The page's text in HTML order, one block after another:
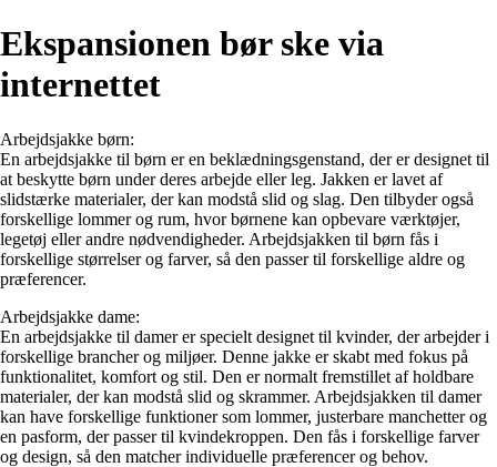
Ekspansionen bør ske via
internettet
Arbejdsjakke børn:
En arbejdsjakke til børn er en beklædningsgenstand, der er designet til
at beskytte børn under deres arbejde eller leg. Jakken er lavet af
slidstærke materialer, der kan modstå slid og slag. Den tilbyder også
forskellige lommer og rum, hvor børnene kan opbevare værktøjer,
legetøj eller andre nødvendigheder. Arbejdsjakken til børn fås i
forskellige størrelser og farver, så den passer til forskellige aldre og
præferencer.
Arbejdsjakke dame:
En arbejdsjakke til damer er specielt designet til kvinder, der arbejder i
forskellige brancher og miljøer. Denne jakke er skabt med fokus på
funktionalitet, komfort og stil. Den er normalt fremstillet af holdbare
materialer, der kan modstå slid og skrammer. Arbejdsjakken til damer
kan have forskellige funktioner som lommer, justerbare manchetter og
en pasform, der passer til kvindekroppen. Den fås i forskellige farver
og design, så den matcher individuelle præferencer og behov.